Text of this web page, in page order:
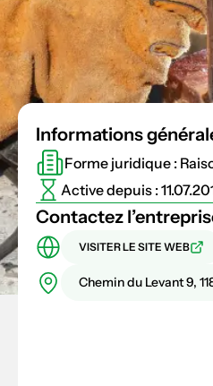
Informations
Forme juridique :
Active depuis :
Contactez
VISITER LE SITE WEB
Chemin du Levant 9,